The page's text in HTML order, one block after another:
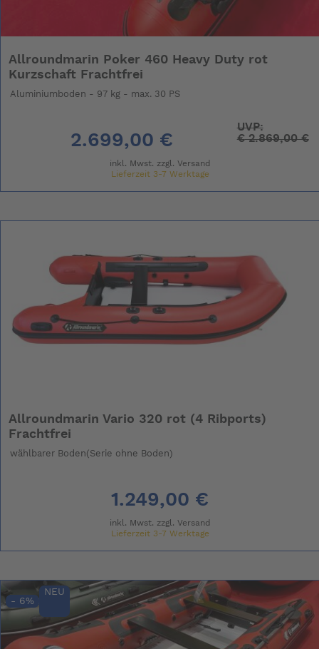
Allroundmarin Poker 460 Heavy Duty rot
Kurzschaft Frachtfrei
Aluminiumboden - 97 kg - max. 30 PS
2.699,00 €
UVP:
€2.869,00 €
inkl. Mwst. zzgl. Versand
Lieferzeit 3-7 Werktage
Allroundmarin Vario 320 rot (4 Ribports)
Frachtfrei
wählbarer Boden(Serie ohne Boden)
1.249,00 €
inkl. Mwst. zzgl. Versand
Lieferzeit 3-7 Werktage
- 6%
NEU